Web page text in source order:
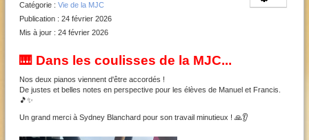
Catégorie : Vie de la MJC
Publication : 24 février 2026
Mis à jour : 24 février 2026
🎹 Dans les coulisses de la MJC...
Nos deux pianos viennent d'être accordés !
De justes et belles notes en perspective pour les élèves de Manuel et Francis.
🎵✨
Un grand merci à Sydney Blanchard pour son travail minutieux ! 🙏👂